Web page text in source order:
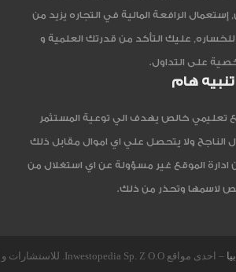
الرافعة المالية في التجاره يزيد من
عليك التأكد من قدرتك العلمية و
على التداول.
تنبيه هام
تعليمي خالص يهدف الي توعية المستثمر
الناجح ولا يتحصل علي اي اموال مقابل ذلك
ادارة الموقع غير مسؤولة عن اي استغلال من
لاسمها وتحذر من ذلك.
– احدى مواقع Inwestopedia Sp. Z O.O. للاستشارات و التدريب – جمهورية بولندا الإتحادية.